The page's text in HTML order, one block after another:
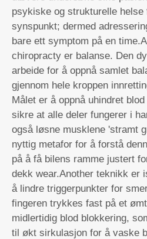
psykiske og strukturelle helse
synspunkt; dermed
bare ett symptom på en
chiropracty er balanse. Den
arbeide for å oppnå samlet
gjennom hele kroppen
Målet er å oppnå uhindret
sikre at alle deler fungerer i
også løsne musklene 'stramt
nyttig metafor for å forstå
på å få bilens ramme justert
dekk wear.Another teknikk er
å lindre triggerpunkter for
fingeren trykkes fast på et
midlertidig blod blokkering,
til økt sirkulasjon for å vaske